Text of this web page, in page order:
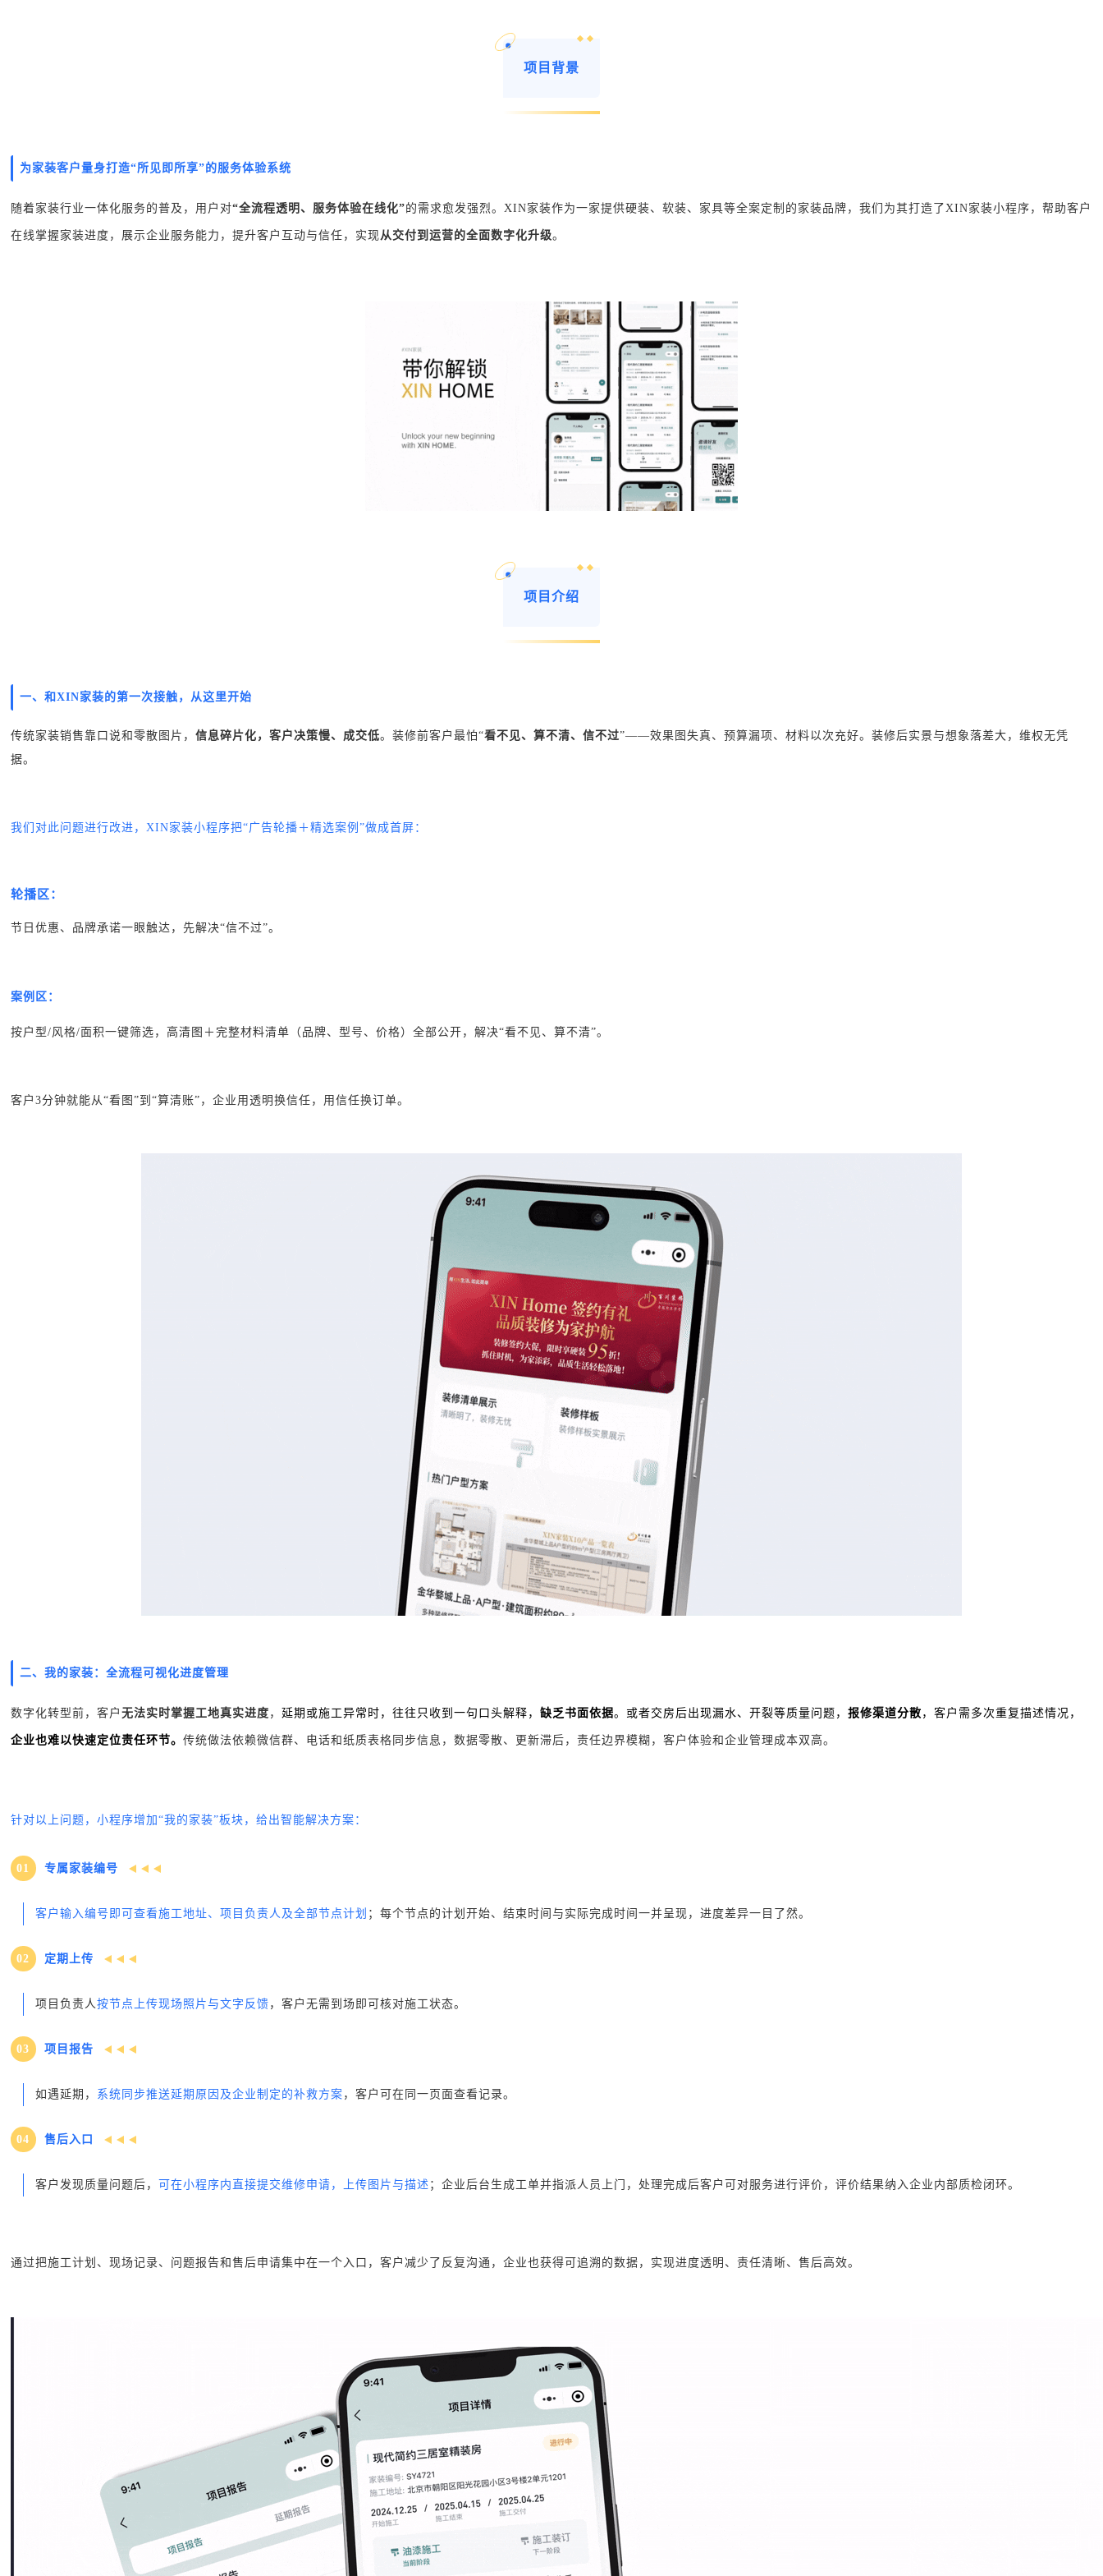
项目背景
为家装客户量身打造“所见即所享”的服务体验系统
随着家装行业一体化服务的普及，用户对“全流程透明、服务体验在线化”的需求愈发强烈。XIN家装作为一家提供硬装、软装、家具等全案定制的家装品牌，我们为其打造了XIN家装小程序，帮助客户
在线掌握家装进度，展示企业服务能力，提升客户互动与信任，实现从交付到运营的全面数字化升级。
项目介绍
一、和XIN家装的第一次接触，从这里开始
传统家装销售靠口说和零散图片， 信息碎片化，客户决策慢、成交低。装修前客户最怕“看不见、算不清、信不过”——效果图失真、预算漏项、材料以次充好。装修后实景与想象落差大，维权无凭
据。
我们对此问题进行改进，XIN家装小程序把“广告轮播＋精选案例”做成首屏：
轮播区：
节日优惠、品牌承诺一眼触达，先解决“信不过”。
案例区：
按户型/风格/面积一键筛选，高清图＋完整材料清单（品牌、型号、价格）全部公开，解决“看不见、算不清”。
客户3分钟就能从“看图”到“算清账”，企业用透明换信任，用信任换订单。
二、我的家装：全流程可视化进度管理
数字化转型前，客户 无法实时掌握工地真实进度 ， 延期或施工异常时，往往只收到一句口头解释， 缺乏书面依据。或者交房后出现漏水、开裂等质量问题， 报修渠道分散 ，客户需多次重复描述情况，
企业也难以快速定位责任环节。 传统做法依赖微信群、电话和纸质表格同步信息，数据零散、更新滞后，责任边界模糊，客户体验和企业管理成本双高。
针对以上问题，小程序增加“我的家装”板块，给出智能解决方案 ：
01 专属家装编号
客户输入编号即可查看施工地址、项目负责人及全部节点计划 ；每个节点的计划开始、结束时间与实际完成时间一并呈现，进度差异一目了然。
02 定期上传
项目负责人 按节点上传现场照片与文字反馈 ，客户无需到场即可核对施工状态。
03 项目报告
如遇延期， 系统同步推送延期原因及企业制定的补救方案 ，客户可在同一页面查看记录。
04 售后入口
客户发现质量问题后， 可在小程序内直接提交维修申请，上传图片与描述 ；企业后台生成工单并指派人员上门，处理完成后客户可对服务进行评价，评价结果纳入企业内部质检闭环。
通过把施工计划、现场记录、问题报告和售后申请集中在一个入口，客户减少了反复沟通，企业也获得可追溯的数据，实现进度透明、责任清晰、售后高效。